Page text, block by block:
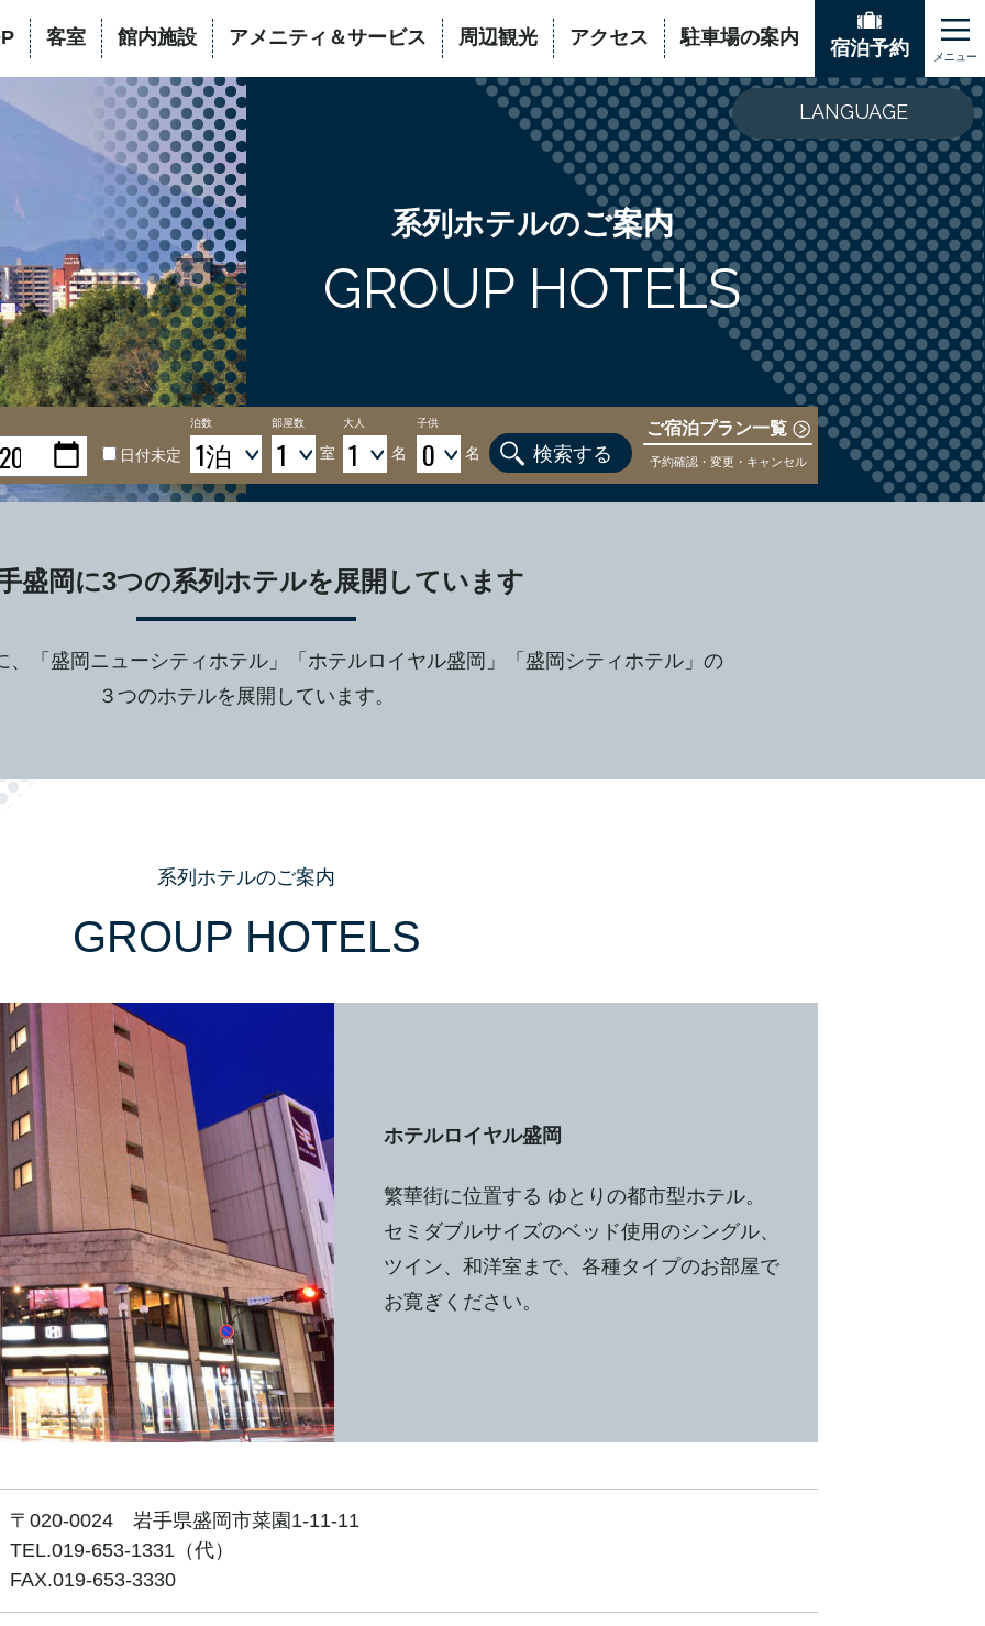
客室 館内施設 アメニティ＆サービス 周辺観光 アクセス 駐車場の案内 宿泊予約
LANGUAGE
系列ホテルのご案内
GROUP HOTELS
日付未定
泊数 部屋数
室
大人
名
子供
名 検索する
ご宿泊プラン一覧
予約確認・変更・キャンセル
盛岡に3つの系列ホテルを展開しています
、「盛岡ニューシティホテル」「ホテルロイヤル盛岡」「盛岡シティホテル」の
３つのホテルを展開しています。
系列ホテルのご案内
GROUP HOTELS
ホテルロイヤル盛岡
繁華街に位置する ゆとりの都市型ホテル。
セミダブルサイズのベッド使用のシングル、
ツイン、和洋室まで、各種タイプのお部屋で
お寛ぎください。
〒020-0024 岩手県盛岡市菜園1-11-11
TEL.019-653-1331（代）
FAX.019-653-3330